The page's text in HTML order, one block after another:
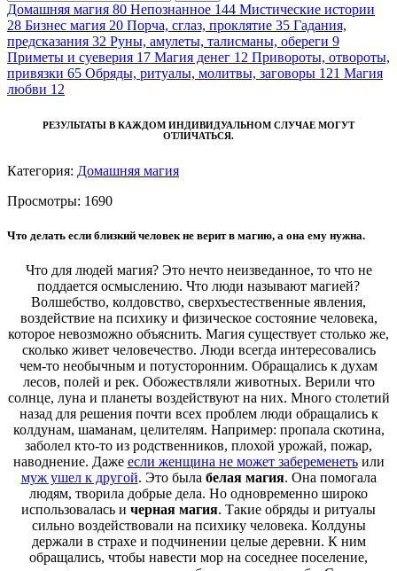
Домашняя магия 80 Непознанное 144 Мистические истории
28 Бизнес магия 20 Порча, сглаз, проклятие 35 Гадания,
предсказания 32 Руны, амулеты, талисманы, обереги 9
Приметы и суеверия 17 Магия денег 12 Привороты, отвороты,
привязки 65 Обряды, ритуалы, молитвы, заговоры 121 Магия
любви 12
РЕЗУЛЬТАТЫ В КАЖДОМ ИНДИВИДУАЛЬНОМ СЛУЧАЕ МОГУТ
ОТЛИЧАТЬСЯ.
Категория: Домашняя магия
Просмотры: 1690
Что делать если близкий человек не верит в магию, а она ему нужна.
Что для людей магия? Это нечто неизведанное, то что не
поддается осмыслению. Что люди называют магией?
Волшебство, колдовство, сверхъестественные явления,
воздействие на психику и физическое состояние человека,
которое невозможно объяснить. Магия существует столько же,
сколько живет человечество. Люди всегда интересовались
чем-то необычным и потусторонним. Обращались к духам
лесов, полей и рек. Обожествляли животных. Верили что
солнце, луна и планеты воздействуют на них. Много столетий
назад для решения почти всех проблем люди обращались к
колдунам, шаманам, целителям. Например: пропала скотина,
заболел кто-то из родственников, плохой урожай, пожар,
наводнение. Даже если женщина не может забеременетьили
муж ушел к другой. Это была белая магия. Она помогала
людям, творила добрые дела. Но одновременно широко
использовалась и черная магия. Такие обряды и ритуалы
сильно воздействовали на психику человека. Колдуны
держали в страхе и подчинении целые деревни. К ним
обращались, чтобы навести мор на соседнее поселение,